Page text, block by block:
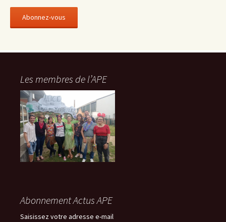
r
s
Les membres de l’APE
Abonnement Actus APE
Saisissez votre adresse e-mail